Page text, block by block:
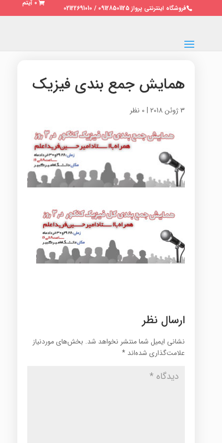
فروشگاه اینترنتی پرواز 09128501125 / 02122691010
0 آیتم
همایش جمع بندی فیزیک
3 ژوئن 2018 | 0 نظر
ارسال نظر
نشانی ایمیل شما منتشر نخواهد شد. بخش‌های موردنیاز
علامت‌گذاری شده‌اند *